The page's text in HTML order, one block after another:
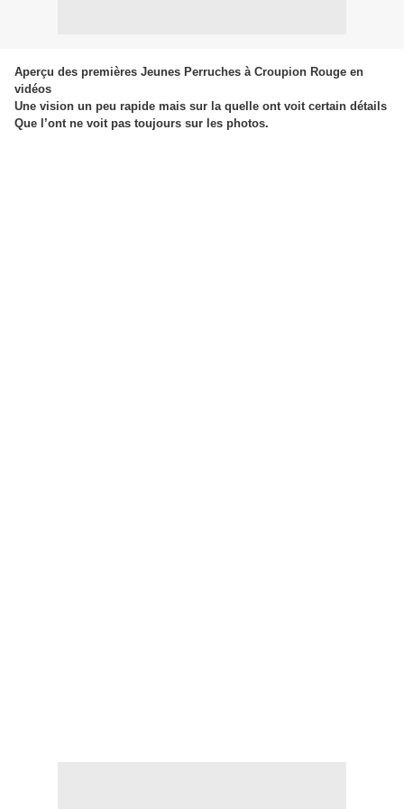
Aperçu des premières Jeunes Perruches à Croupion Rouge en
vidéos
Une vision un peu rapide mais sur la quelle ont voit certain détails
Que l’ont ne voit pas toujours sur les photos.